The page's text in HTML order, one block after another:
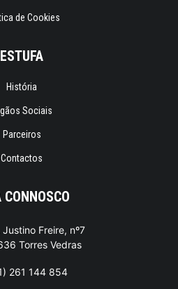
de Cookies
ESTUFA
História
Sociais
Parceiros
Contactos
CONNOSCO
Justino Freire, nº7
Torres Vedras
261 144 854